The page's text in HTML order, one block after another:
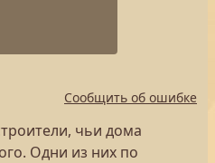
Сообщить об ошибке
чьи дома
Одни из них по